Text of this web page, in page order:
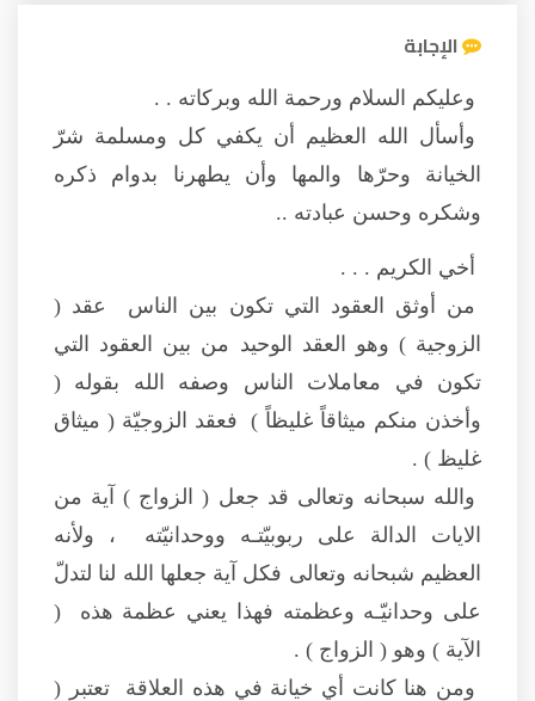
الإجابة
وعليكم السلام ورحمة الله وبركاته . .
وأسأل الله العظيم أن يكفي كل ومسلمة شرّ
الخيانة وحرّها والمها وأن يطهرنا بدوام ذكره
وشكره وحسن عبادته ..
أخي الكريم . . .
من أوثق العقود التي تكون بين الناس عقد (
الزوجية ) وهو العقد الوحيد من بين العقود التي
تكون في معاملات الناس وصفه الله بقوله (
وأخذن منكم ميثاقاً غليظاً ) فعقد الزوجيّة ( ميثاق
غليظ ) .
والله سبحانه وتعالى قد جعل ( الزواج ) آية من
الايات الدالة على ربوبيّتـه ووحدانيّته ، ولأنه
العظيم شبحانه وتعالى فكل آية جعلها الله لنا لتدلّ
على وحدانيّـه وعظمته فهذا يعني عظمة هذه (
الآية ) وهو ( الزواج ) .
ومن هنا كانت أي خيانة في هذه العلاقة تعتبر (